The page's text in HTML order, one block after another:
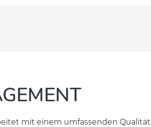
mit einem umfassenden